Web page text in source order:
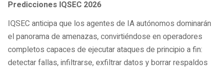
Predicciones IQSEC 2026
IQSEC anticipa que los agentes de IA autónomos dominarán
el panorama de amenazas, convirtiéndose en operadores
completos capaces de ejecutar ataques de principio a fin:
detectar fallas, infiltrarse, exfiltrar datos y borrar respaldos